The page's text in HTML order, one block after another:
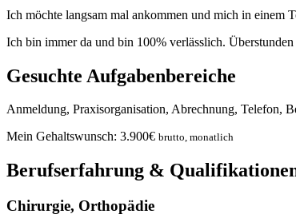
Ich möchte langsam mal ankommen und mich in einem
Ich bin immer da und bin 100% verlässlich.
Gesuchte Aufgabenbereiche
Anmeldung, Praxisorganisation, Abrechnung, Telefon,
Mein Gehaltswunsch: 3.900€ brutto, monatlich
Berufserfahrung &
Chirurgie, Orthopädie